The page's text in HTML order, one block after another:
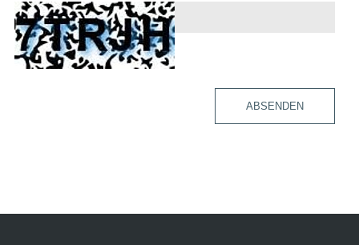
ABSENDEN